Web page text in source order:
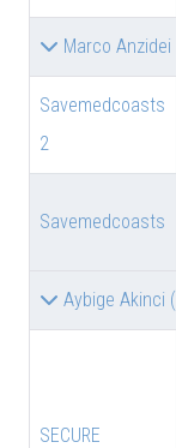
Marco Anzidei
Savemedcoasts
2
Savemedcoasts
Aybige Akinci
SECURE